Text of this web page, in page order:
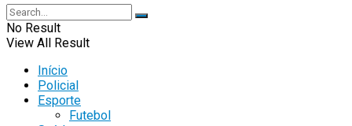
No Result
View All Result
Início
Policial
Esporte
Futebol